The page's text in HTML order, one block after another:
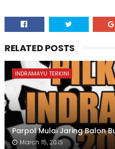
RELATED POSTS
INDRAMAYU TERKINI
Parpol Mulai Jaring Balon
March 15, 2015